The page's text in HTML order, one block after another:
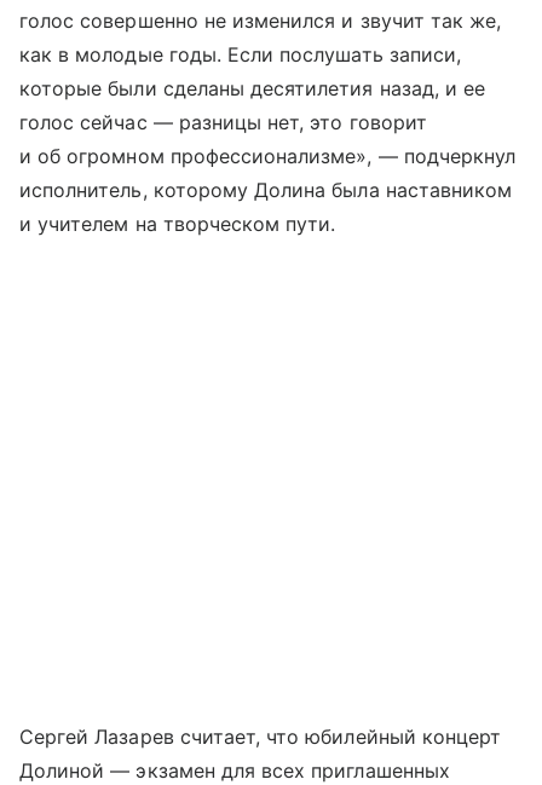
голос совершенно не изменился и звучит так же,
как в молодые годы. Если послушать записи,
которые были сделаны десятилетия назад, и ее
голос сейчас — разницы нет, это говорит
и об огромном профессионализме», — подчеркнул
исполнитель, которому Долина была наставником
и учителем на творческом пути.
Сергей Лазарев считает, что юбилейный концерт
Долиной — экзамен для всех приглашенных